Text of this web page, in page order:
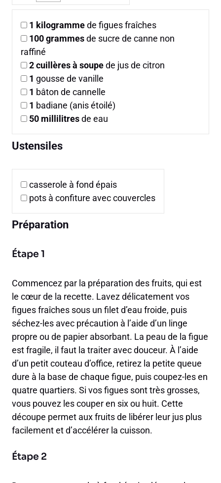
1 kilogrammede figues fraîches
100grammesde sucre de canne non
raffiné
2cuillères à soupede jus de citron
1 gousse de vanille
1 bâton de cannelle
1 badiane (anis étoilé)
50 millilitresde eau
Ustensiles
casserole à fond épais
pots à confiture avec couvercles
Préparation
Étape 1
Commencez par la préparation des fruits, qui est
le cœur de la recette. Lavez délicatement vos
figues fraîches sous un filet d’eau froide, puis
séchez-les avec précaution à l’aide d’un linge
propre ou de papier absorbant. La peau de la figue
est fragile, il faut la traiter avec douceur. À l’aide
d’un petit couteau d’office, retirez la petite queue
dure à la base de chaque figue, puis coupez-les en
quatre quartiers. Si vos figues sont très grosses,
vous pouvez les couper en six ou huit. Cette
découpe permet aux fruits de libérer leur jus plus
facilement et d’accélérer la cuisson.
Étape 2